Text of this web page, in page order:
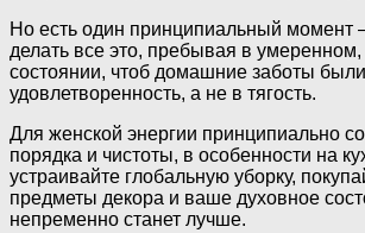
Но есть один принципиальный момент
делать все это, пребывая в
состоянии, чтоб домашние заботы
удовлетворенность, а не в тягость.
Для женской энергии принципиально
порядка и чистоты, в особенности на
устраивайте глобальную уборку,
предметы декора и ваше духовное
непременно станет лучше.